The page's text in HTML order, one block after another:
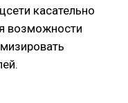
касательно
возможности